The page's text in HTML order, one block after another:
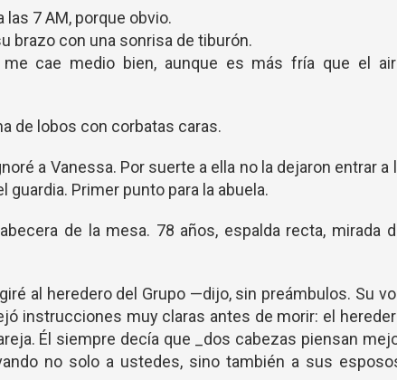
7 AM, porque obvio.
brazo con una sonrisa de tiburón.
cae medio bien, aunque es más fría que el
de lobos con corbatas caras.
a Vanessa. Por suerte a ella no la dejaron entrar a
guardia. Primer punto para la abuela.
de la mesa. 78 años, espalda recta, mirada
al heredero del Grupo —dijo, sin preámbulos. Su
instrucciones muy claras antes de morir: el
Él siempre decía que _dos cabezas piensan
no solo a ustedes, sino también a sus